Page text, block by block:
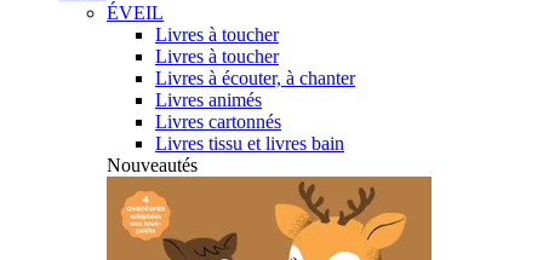
ÉVEIL
Livres à toucher
Livres à toucher
Livres à écouter, à chanter
Livres animés
Livres cartonnés
Livres tissu et livres bain
Nouveautés